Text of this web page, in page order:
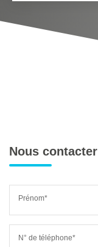
Nous contacter
Prénom*
N° de téléphone*